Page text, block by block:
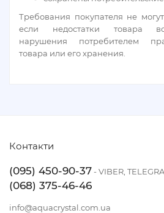
Требования покупателя не
если недостатки товара
нарушения потребителем
товара или его хранения.
Контакти
(095) 450-90-37- VIBER,
(068) 375-46-46
info@aquacrystal.com.ua